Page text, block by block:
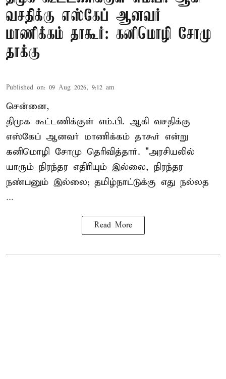
வசதிக்கு எஸ்கேப் ஆனவர்
மாணிக்கம் தாகூர்: கனிமொழி சோமு
தாக்கு
Published on: 09 Aug 2026, 9:12 am
சென்னை,
திமுக கூட்டணிக்குள் எம்.பி. ஆகி வசதிக்கு
எஸ்கேப் ஆனவர் மாணிக்கம் தாகூர் என்று
கனிமொழி சோமு தெரிவித்தார். "அரசியலில்
யாரும் நிரந்தர எதிரியும் இல்லை, நிரந்தர
நண்பனும் இல்லை; தமிழ்நாட்டுக்கு எது நல்லத
...
Read More